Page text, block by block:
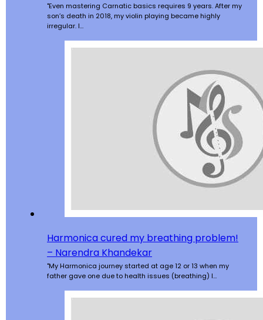
"Even mastering Carnatic basics requires 9 years. After my
son’s death in 2018, my violin playing became highly
irregular. I…
Harmonica cured my breathing problem!
– Narendra Khandekar
"My Harmonica journey started at age 12 or 13 when my
father gave one due to health issues (breathing) I…